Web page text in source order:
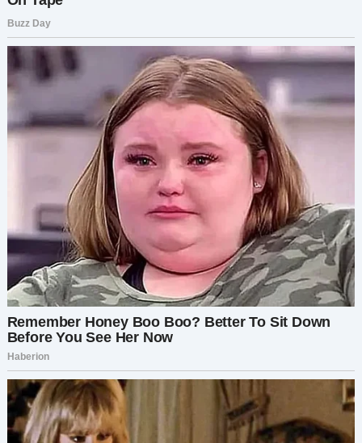
список подарков в садовой тематике, выбрали
торт с цветами. Но на празднике всё оказалось
в стиле цирка.
Подарки тоже были с цирковыми зверями. Муж
не сдержался:«Это вообще не то, что мы
просили.»Людмила объяснила:«Мне не
нравится ваш стиль. Я устроила праздник
для себя. У моего малыша будет комната у
меня дома.»
Это стало последней каплей. Марина заявила,
что та не увидит ребёнка. Людмила
разрыдалась и пожаловалась семье. Те
обвинили молодую пару в эгоизме. Но
комментаторы поддержали Марину: свекровь
перешла все границы.